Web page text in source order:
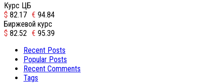
Курс ЦБ
$ 82.17 € 94.84
Биржевой курс
$ 82.52 € 95.39
Recent Posts
Popular Posts
Recent Comments
Tags